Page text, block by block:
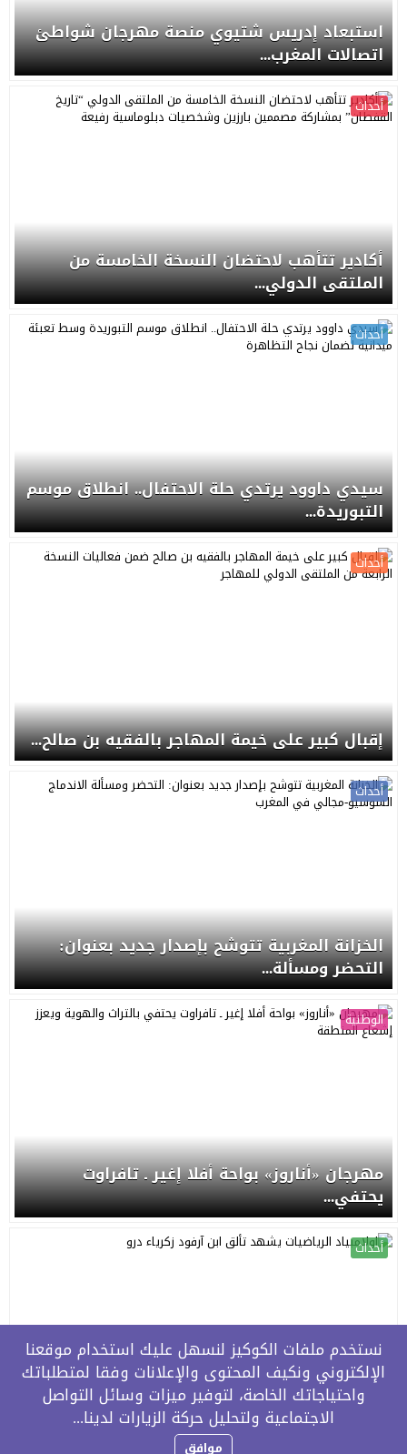
استبعاد إدريس شتيوي منصة مهرجان شواطئ
اتصالات المغرب...
أحداث
أكادير تتأهب لاحتضان النسخة الخامسة من
الملتقى الدولي...
أحداث
سيدي داوود يرتدي حلة الاحتفال.. انطلاق موسم
التبوريدة...
أحداث
إقبال كبير على خيمة المهاجر بالفقيه بن صالح...
أحداث
الخزانة المغربية تتوشح بإصدار جديد بعنوان:
التحضر ومسألة...
الوطنية
مهرجان «أناروز» بواحة أفلا إغير ـ تافراوت
يحتفي...
أحداث
اولامبياد الرياضيات يشهد تألق ابن آرفود زكرياء
نستخدم ملفات الكوكيز لنسهل عليك استخدام موقعنا
الإلكتروني ونكيف المحتوى والإعلانات وفقا لمتطلباتك
واحتياجاتك الخاصة، لتوفير ميزات وسائل التواصل
الاجتماعية ولتحليل حركة الزيارات لدينا...
موافق